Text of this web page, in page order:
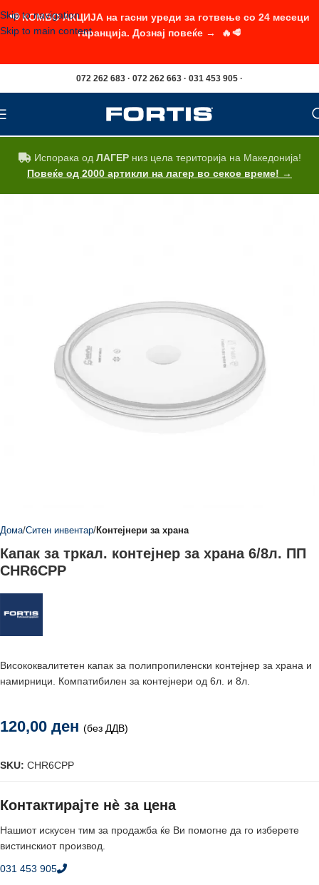
Skip to navigation
Skip to main content
072 262 683 · 072 262 663 · 031 453 905 ·
Испорака од ЛАГЕРниз цела територија на Македонија!
Повеќе од 2000 артикли на лагер во секое време! →
Дома Ситен инвентар Контејнери за храна
Капак за тркал. контејнер за храна 6/8л. ПП
CHR6CPP
Висококвалитетен капак за полипропиленски контејнер за храна и
намирници. Компатибилен за контејнери од 6л. и 8л.
120,00 ден (без ДДВ)
SKU: CHR6CPP
Контактирајте нè за цена
Нашиот искусен тим за продажба ќе Ви помогне да го изберете
вистинскиот производ.
031 453 905
📢 КОМБО АКЦИЈА на гасни уреди за готвење со 24 месеци
гаранција. Дознај повеќе → 🔥🥩